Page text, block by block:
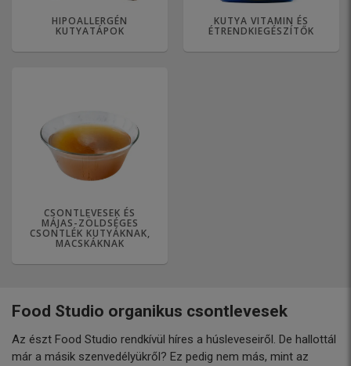
HIPOALLERGÉN
KUTYATÁPOK
KUTYA VITAMIN ÉS
ÉTRENDKIEGÉSZÍTŐK
CSONTLEVESEK ÉS
MÁJAS-ZÖLDSÉGES
CSONTLÉK KUTYÁKNAK,
MACSKÁKNAK
Food Studio organikus csontlevesek
Az észt Food Studio rendkívül híres a húsleveseiről. De hallottál
már a másik szenvedélyükről? Ez pedig nem más, mint az